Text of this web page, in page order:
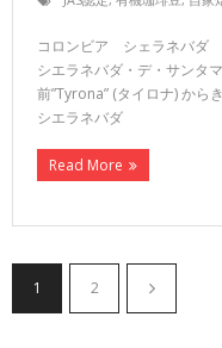
コロンビア シェラネバダ
シエラネバダ・デ・サンタ
前”Tyrona” (タイロナ) から
シエラネバダ
Read More
1 2